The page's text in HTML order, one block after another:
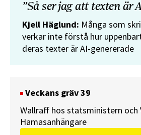
”Så ser jag att texten är
Kjell Häglund: Många som
verkar inte förstå hur
deras texter är AI-genererade
Veckans gräv 39
Wallraff hos statsministern och
Hamasanhängare